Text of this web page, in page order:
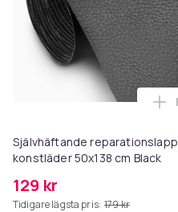
Självhäftande reparationslapp
konstläder 50x138 cm Black
129 kr
Tidigare lägsta pris: 179 kr